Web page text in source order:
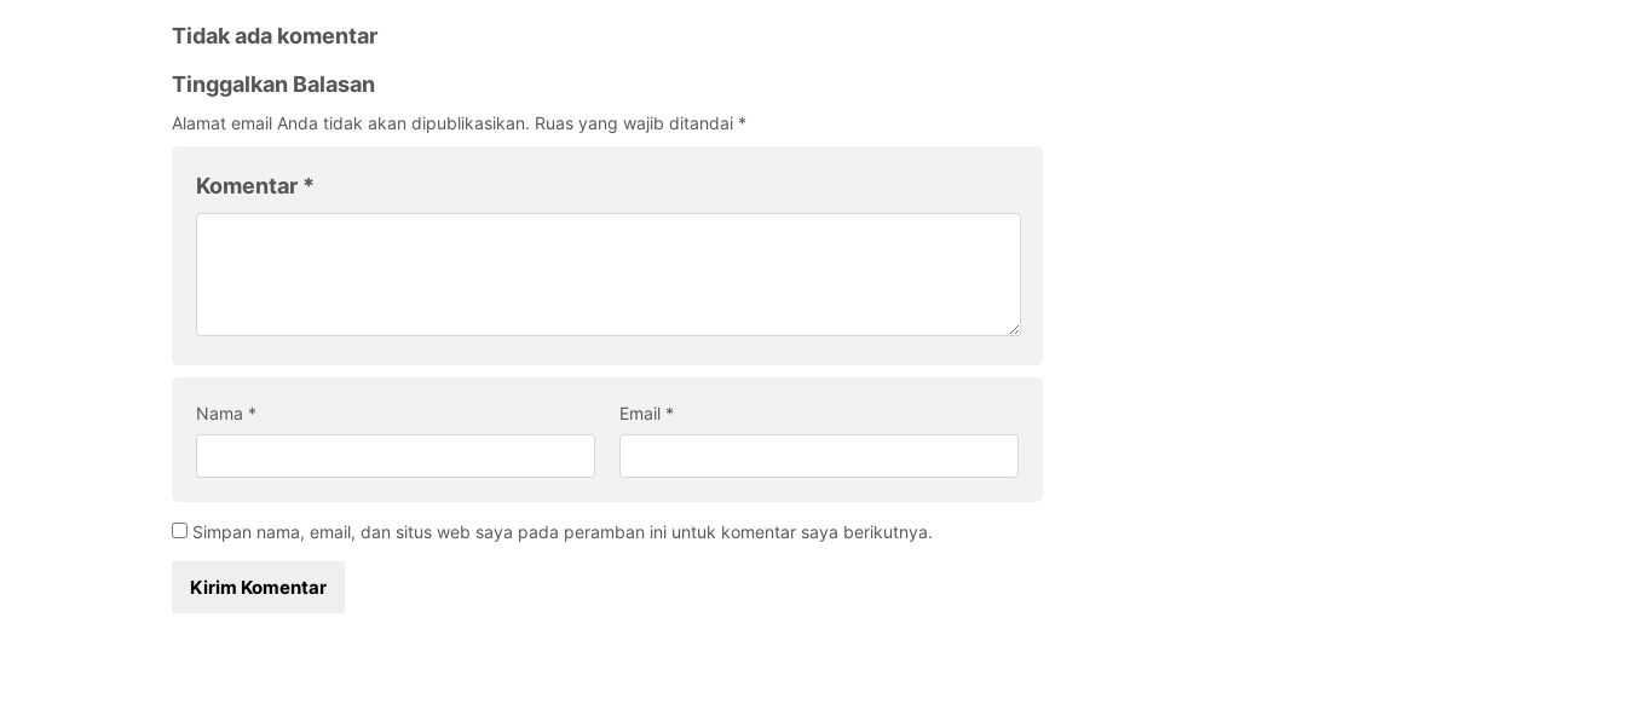
Tidak ada komentar
Tinggalkan Balasan
Alamat email Anda tidak akan dipublikasikan. Ruas yang wajib ditandai *
Komentar *
Nama * Email *
Simpan nama, email, dan situs web saya pada peramban ini untuk komentar saya berikutnya.